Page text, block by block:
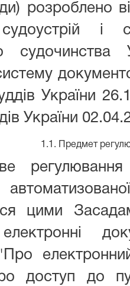
розроблено
і
України
України
1.1. Предмет
цими
доступ до